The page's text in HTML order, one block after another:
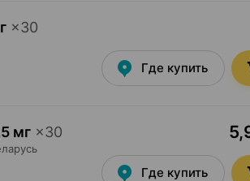
×30
Где купить
мг ×30
Где купить